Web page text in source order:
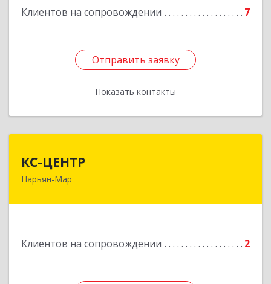
Клиентов на сопровождении 7
Отправить заявку
Показать контакты
Подробнее
Отправить заявку
Назад
КС-ЦЕНТР
Нарьян-Мар
Клиентов на сопровождении 2